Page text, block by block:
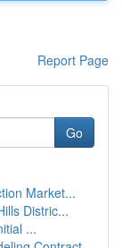
Report Page
Go
Market...
Distric...
...